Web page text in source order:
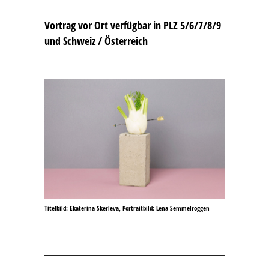
Vortrag vor Ort verfügbar in PLZ 5/6/7/8/9
und Schweiz / Österreich
Titelbild: Ekaterina Skerleva, Portraitbild: Lena Semmelroggen